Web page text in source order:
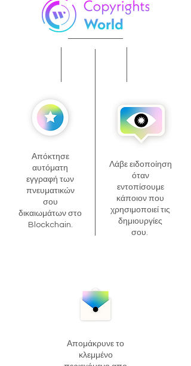
Απόκτησε
αυτόματη
εγγραφή των
πνευματικών
σου
δικαιωμάτων στο
Blockchain.
Λάβε ειδοποίηση
όταν
εντοπίσουμε
κάποιον που
χρησιμοποιεί τις
δημιουργίες
σου.
Απομάκρυνε το
κλεμμένο